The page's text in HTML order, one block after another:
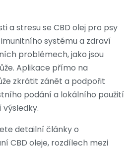
a stresu se CBD olej pro psy
systému a zdraví
problémech, jako jsou
Aplikace přímo na
zkrátit zánět a podpořit
podání a lokálního použití
detailní články o
CBD oleje, rozdílech mezi